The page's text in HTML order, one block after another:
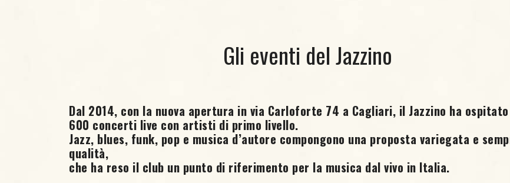
Gli eventi del Jazzino
Dal 2014, con la nuova apertura in via Carloforte 74 a Cagliari, il Jazzino ha
600 concerti live con artisti di primo livello.
Jazz, blues, funk, pop e musica d’autore compongono una proposta variegata e
qualità,
che ha reso il club un punto di riferimento per la musica dal vivo in Italia.